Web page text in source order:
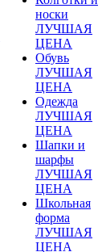
носки
ЛУЧШАЯ
ЦЕНА
Обувь
ЛУЧШАЯ
ЦЕНА
Одежда
ЛУЧШАЯ
ЦЕНА
Шапки и
шарфы
ЛУЧШАЯ
ЦЕНА
Школьная
форма
ЛУЧШАЯ
ЦЕНА